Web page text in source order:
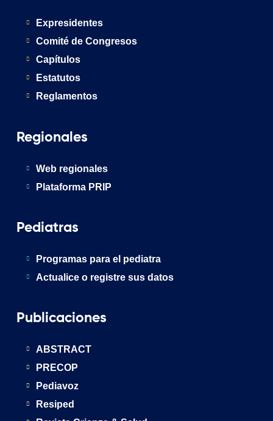
Expresidentes
Comité de Congresos
Capítulos
Estatutos
Reglamentos
Regionales
Web regionales
Plataforma PRIP
Pediatras
Programas para el pediatra
Actualice o registre sus datos
Publicaciones
ABSTRACT
PRECOP
Pediavoz
Resiped